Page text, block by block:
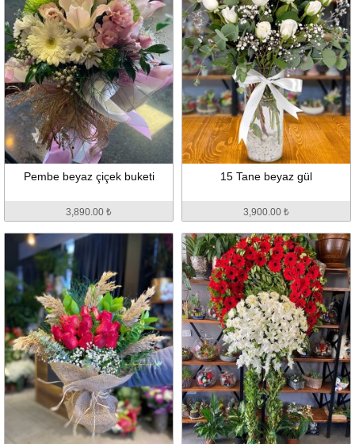
Pembe beyaz çiçek buketi
3,890.00 ₺
15 Tane beyaz gül
3,900.00 ₺